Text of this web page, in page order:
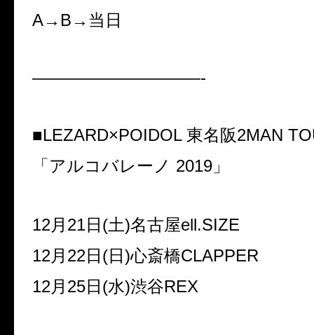
A→ B→当日
——————————-
■LEZARD×POIDOL 東名阪2MAN
「アルコバレーノ 2019 」
12月 21日 (土)名古屋ell.SIZE
12月 22日 (日 )心斎橋CLAPPER
12月 25日 (水)渋谷REX